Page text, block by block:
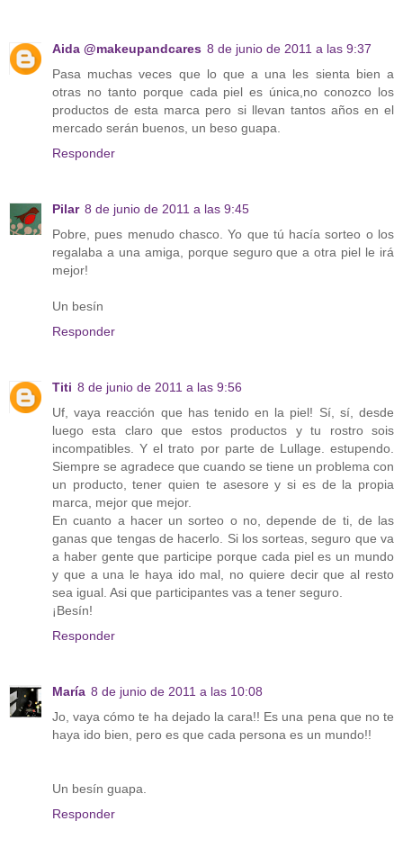
Aida @makeupandcares 8 de junio de 2011 a las 9:37
Pasa muchas veces que lo que a una les sienta bien a
otras no tanto porque cada piel es única,no conozco los
productos de esta marca pero si llevan tantos años en el
mercado serán buenos, un beso guapa.
Responder
Pilar 8 de junio de 2011 a las 9:45
Pobre, pues menudo chasco. Yo que tú hacía sorteo o los
regalaba a una amiga, porque seguro que a otra piel le irá
mejor!
Un besín
Responder
Titi 8 de junio de 2011 a las 9:56
Uf, vaya reacción que has tenido en la piel! Sí, sí, desde
luego esta claro que estos productos y tu rostro sois
incompatibles. Y el trato por parte de Lullage. estupendo.
Siempre se agradece que cuando se tiene un problema con
un producto, tener quien te asesore y si es de la propia
marca, mejor que mejor.
En cuanto a hacer un sorteo o no, depende de ti, de las
ganas que tengas de hacerlo. Si los sorteas, seguro que va
a haber gente que participe porque cada piel es un mundo
y que a una le haya ido mal, no quiere decir que al resto
sea igual. Asi que participantes vas a tener seguro.
¡Besín!
Responder
María 8 de junio de 2011 a las 10:08
Jo, vaya cómo te ha dejado la cara!! Es una pena que no te
haya ido bien, pero es que cada persona es un mundo!!
Un besín guapa.
Responder